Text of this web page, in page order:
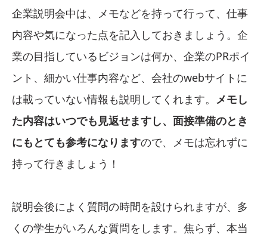
企業説明会中は、メモなどを持って行って、仕事
内容や気になった点を記入しておきましょう。企
業の目指しているビジョンは何か、企業のPRポイ
ント、細かい仕事内容など、会社のwebサイトに
は載っていない情報も説明してくれます。
メモし
た内容はいつでも見返せますし、面接準備のとき
にもとても参考になりますので、メモは忘れずに
持って行きましょう！
説明会後によく質問の時間を設けられますが、多
くの学生がいろんな質問をします。焦らず、本当